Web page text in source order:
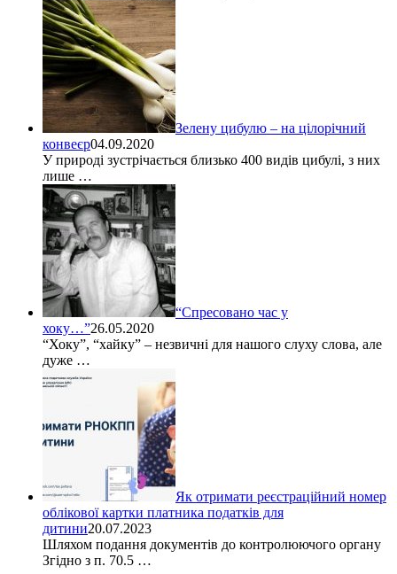
Зелену цибулю – на цілорічний
конвеєр04.09.2020
У природі зустрічається близько 400 видів цибулі, з них
лише …
“Спресовано час у
хоку…”26.05.2020
“Хоку”, “хайку” – незвичні для нашого слуху слова, але
дуже …
Як отримати реєстраційний номер
облікової картки платника податків для
дитини20.07.2023
Шляхом подання документів до контролюючого органу
Згідно з п. 70.5 …